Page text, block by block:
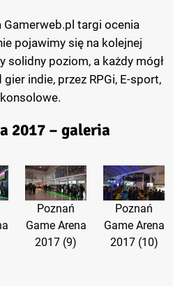
targi ocenia
pojawimy się na kolejnej
solidny poziom, a każdy mógł
indie, przez RPGi, E-sport,
2017 – galeria
Poznań
Game Arena
2017 (9)
Poznań
Game Arena
2017 (10)